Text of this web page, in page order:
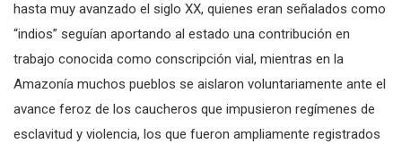
hasta muy avanzado el siglo XX, quienes eran señalados como
“indios” seguían aportando al estado una contribución en
trabajo conocida como conscripción vial, mientras en la
Amazonía muchos pueblos se aislaron voluntariamente ante el
avance feroz de los caucheros que impusieron regímenes de
esclavitud y violencia, los que fueron ampliamente registrados